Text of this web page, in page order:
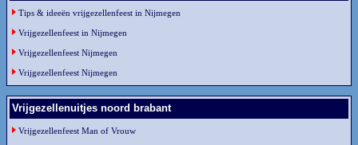
Tips & ideeën vrijgezellenfeest in Nijmegen
Vrijgezellenfeest in Nijmegen
Vrijgezellenfeest Nijmegen
Vrijgezellenfeest Nijmegen
Vrijgezellenuitjes noord brabant
Vrijgezellenfeest Man of Vrouw